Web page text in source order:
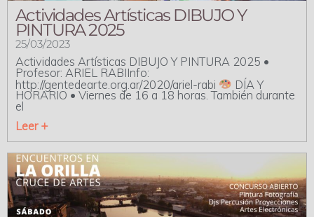
Actividades Artísticas DIBUJO Y
PINTURA 2025
25/03/2023
Actividades Artísticas DIBUJO Y PINTURA 2025 •
Profesor: ARIEL RABIInfo:
http://gentedearte.org.ar/2020/ariel-rabi
DÍA Y
HORARIO • Viernes de 16 a 18 horas. También durante
el
Leer +